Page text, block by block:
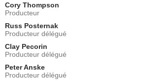
Cory Thompson
Producteur
Russ Posternak
Producteur délégué
Clay Pecorin
Producteur délégué
Peter Anske
Producteur délégué